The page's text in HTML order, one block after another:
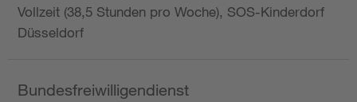
Vollzeit (38,5 Stunden pro Woche), SOS-Kinderdorf
Düsseldorf
Bundesfreiwilligendienst